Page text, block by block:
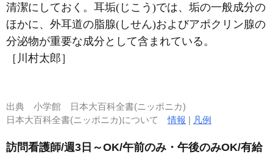
清潔にしておく。耳垢(じこう)では、垢の一般成分の
ほかに、外耳道の脂腺(しせん)およびアポクリン腺の
分泌物が重要な成分として含まれている。
［川村太郎］
出典 小学館 日本大百科全書(ニッポニカ)
日本大百科全書(ニッポニカ)について情報 | 凡例
訪問看護師/週3日～OK/午前のみ・午後のみOK/有給